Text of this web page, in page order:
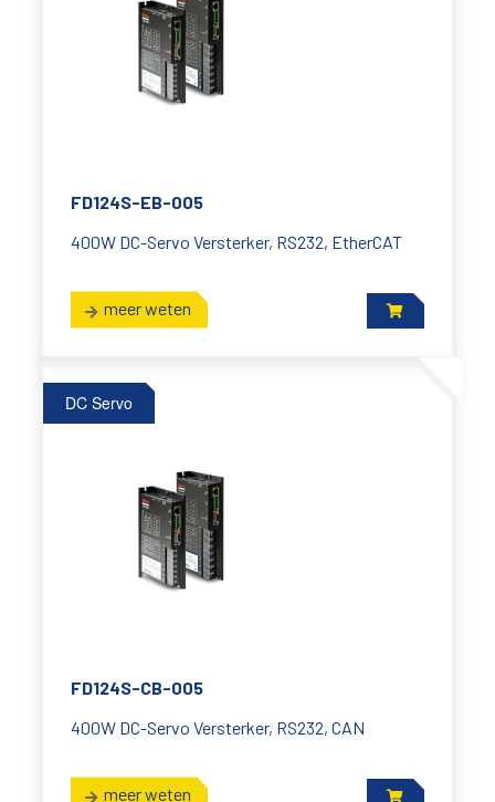
FD124S-EB-005
400W DC-Servo Versterker, RS232, EtherCAT
meer weten
DC Servo
FD124S-CB-005
400W DC-Servo Versterker, RS232, CAN
meer weten